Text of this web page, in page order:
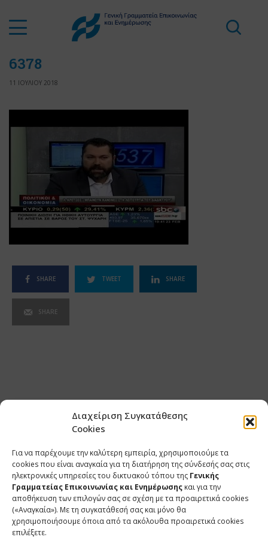
Διαχείριση Συγκατάθεσης
Cookies
Για να παρέχουμε την καλύτερη εμπειρία, χρησιμοποιούμε τα
cookies που είναι αναγκαία για τη διατήρηση της σύνδεσής σας στις
ηλεκτρονικές υπηρεσίες του δικτυακού τόπου της Γενικής
Γραμματείας Επικοινωνίας και Ενημέρωσης και για την
αποθήκευση των επιλογών σας σε σχέση με τα προαιρετικά cookies
(«Αναγκαία»). Με τη συγκατάθεσή σας και μόνο θα
χρησιμοποιήσουμε όποια από τα ακόλουθα προαιρετικά cookies
επιλέξετε.
6378
11 ΙΟΥΛΙΟΥ 2018
SHARE TWEET SHARE
SHARE
ΕΠΙΚΟΙΝΩΝΙΑ